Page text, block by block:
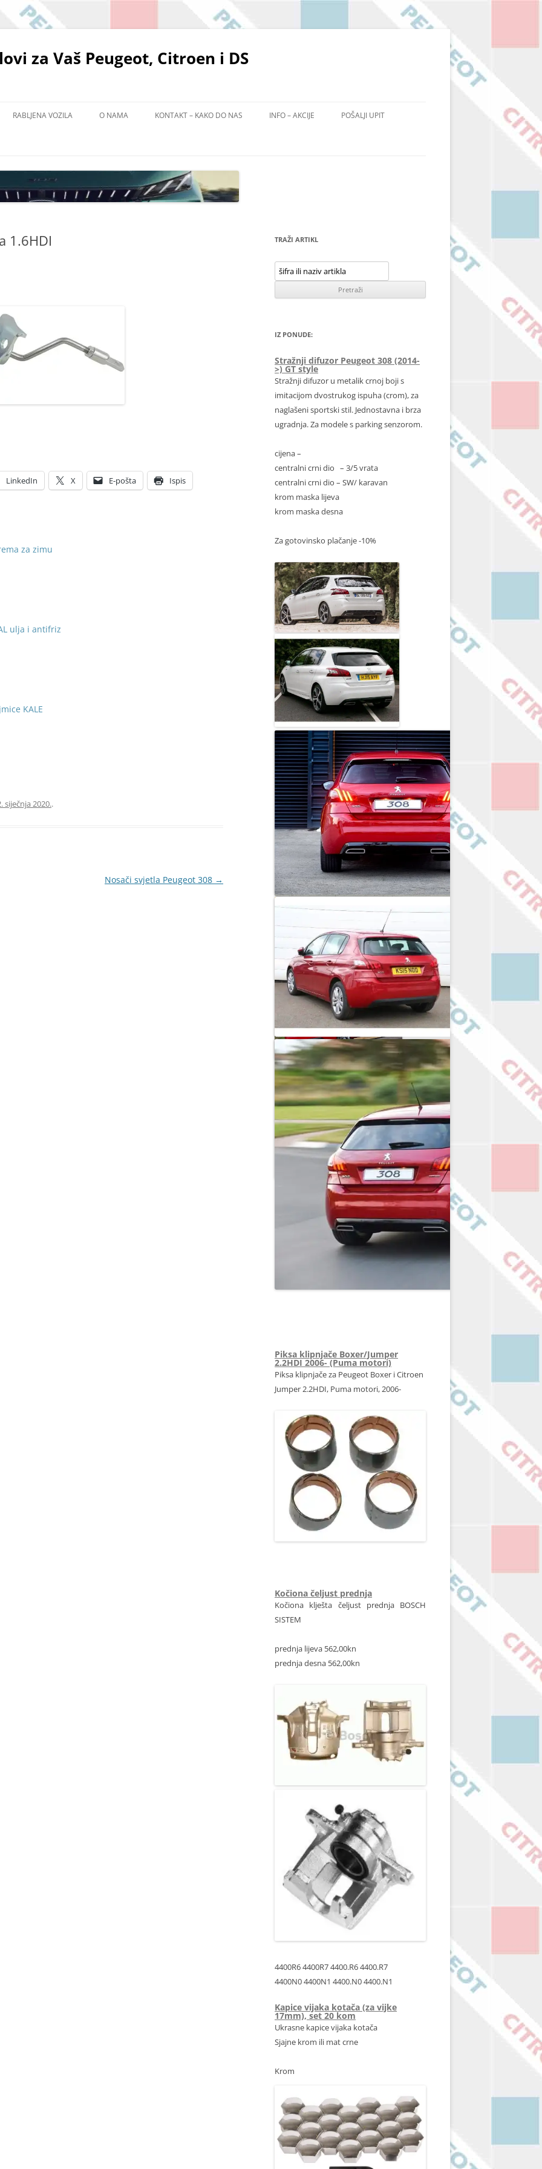
za Vaš Peugeot, Citroen i DS
RABLJENA VOZILA O NAMA KONTAKT – KAKO DO NAS INFO – AKCIJE POŠALJI UPIT
1.6HDI
LinkedIn X E-pošta Ispis
za zimu
ulja i antifriz
KALE
siječnja 2020..
Nosači svjetla Peugeot 308 →
TRAŽI ARTIKL
IZ PONUDE:
Stražnji difuzor Peugeot 308 (2014-
>) GT style
Stražnji difuzor u metalik crnoj boji s
imitacijom dvostrukog ispuha (crom), za
naglašeni sportski stil. Jednostavna i brza
ugradnja. Za modele s parking senzorom.
cijena –
centralni crni dio – 3/5 vrata
centralni crni dio – SW/ karavan
krom maska lijeva
krom maska desna
Za gotovinsko plačanje -10%
Piksa klipnjače Boxer/Jumper
2.2HDI 2006- (Puma motori)
Piksa klipnjače za Peugeot Boxer i Citroen
Jumper 2.2HDI, Puma motori, 2006-
Kočiona čeljust prednja
Kočiona klješta čeljust prednja BOSCH
SISTEM
prednja lijeva 562,00kn
prednja desna 562,00kn
4400R6 4400R7 4400.R6 4400.R7
4400N0 4400N1 4400.N0 4400.N1
Kapice vijaka kotača (za vijke
17mm), set 20 kom
Ukrasne kapice vijaka kotača
Sjajne krom ili mat crne
Krom